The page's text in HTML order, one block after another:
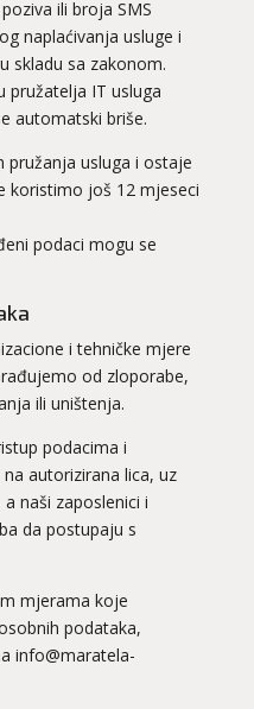
ili broja SMS
naplaćivanja usluge i
skladu sa zakonom.
pružatelja IT usluga
automatski briše.
pružanja usluga i ostaje
koristimo još 12 mjeseci
podaci mogu se
i tehničke mjere
od zloporabe,
ili uništenja.
podacima i
autorizirana lica, uz
naši zaposlenici i
da postupaju s
mjerama koje
podataka,
info@maratela-